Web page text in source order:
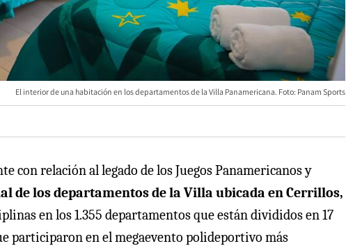
El interior de una habitación en los departamentos de la Villa Panamericana. Foto: Panam Sports
con relación al legado de los Juegos Panamericanos y
de los departamentos de la Villa ubicada en Cerrillos,
en los 1.355 departamentos que están divididos en 17
participaron en el megaevento polideportivo más